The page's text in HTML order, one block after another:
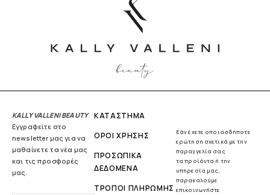
KALLY VALLENI BEAUTY
Εγγραφείτε στο
newsletter μας για να
μαθαίνετε τα νέα μας
και τις προσφορές
μας.
ΚΑΤΑΣΤΗΜΑ
ΟΡΟΙ ΧΡΗΣΗΣ
ΠΡΟΣΩΠΙΚΑ
ΔΕΔΟΜΕΝΑ
ΤΡΟΠΟΙ ΠΛΗΡΩΜΗΣ
Εάν έχετε οποιασδήποτε
ερώτηση σχετικά με την
παραγγελία σας
τα προϊόντα ή την
υπηρεσία μας,
παρακαλούμε
επικοινωνήστε